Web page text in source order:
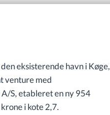
eksisterende havn i Køge,
venture med
S, etableret en ny 954
i kote 2,7.